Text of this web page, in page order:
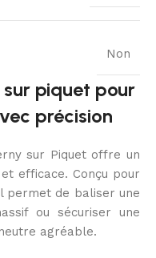
Non
sur piquet pour
précision
sur Piquet offre un
efficace. Conçu pour
permet de baliser une
ou sécuriser une
agréable.